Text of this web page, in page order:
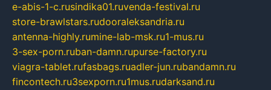
e-abis-1-c.rusindika01.ruvenda-festival.ru
store-brawlstars.rudooraleksandria.ru
antenna-highly.rumine-lab-msk.ru1-mus.ru
3-sex-porn.ruban-damn.rupurse-factory.ru
viagra-tablet.rufasbags.ruadler-jun.rubandamn.ru
fincontech.ru3sexporn.ru1mus.rudarksand.ru